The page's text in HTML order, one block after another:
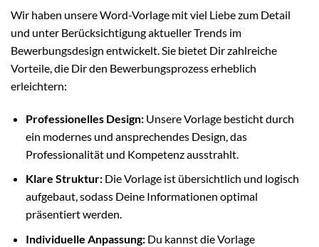
Wir haben unsere Word-Vorlage mit viel Liebe zum Detail
und unter Berücksichtigung aktueller Trends im
Bewerbungsdesign entwickelt. Sie bietet Dir zahlreiche
Vorteile, die Dir den Bewerbungsprozess erheblich
erleichtern:
Professionelles Design:Unsere Vorlage besticht durch
ein modernes und ansprechendes Design, das
Professionalität und Kompetenz ausstrahlt.
Klare Struktur:Die Vorlage ist übersichtlich und logisch
aufgebaut, sodass Deine Informationen optimal
präsentiert werden.
Individuelle Anpassung:Du kannst die Vorlage